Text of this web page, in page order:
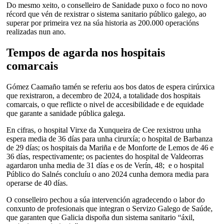
Do mesmo xeito, o conselleiro de Sanidade puxo o foco no novo
récord que vén de rexistrar o sistema sanitario público galego, ao
superar por primeira vez na súa historia as 200.000 operacións
realizadas nun ano.
Tempos de agarda nos hospitais
comarcais
Gómez Caamaño tamén se referiu aos bos datos de espera cirúrxica
que rexistraron, a decembro de 2024, a totalidade dos hospitais
comarcais, o que reflicte o nivel de accesibilidade e de equidade
que garante a sanidade pública galega.
En cifras, o hospital Virxe da Xunqueira de Cee rexistrou unha
espera media de 36 días para unha cirurxía; o hospital de Barbanza
de 29 días; os hospitais da Mariña e de Monforte de Lemos de 46 e
36 días, respectivamente; os pacientes do hospital de Valdeorras
agardaron unha media de 31 días e os de Verín, 48; e o hospital
Público do Salnés concluíu o ano 2024 cunha demora media para
operarse de 40 días.
O conselleiro pechou a súa intervención agradecendo o labor do
conxunto de profesionais que integran o Servizo Galego de Saúde,
que garanten que Galicia dispoña dun sistema sanitario “áxil,